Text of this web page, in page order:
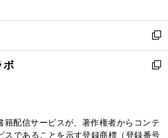
開
く
ウ
で
開
く
ン
ド
ウ
で
ウ
ィ
ン
ド
く
新
し
い
ド
ボ
新
ィ
配信サービスが、著作権者からコンテ
スであることを示す登録商標（登録番号